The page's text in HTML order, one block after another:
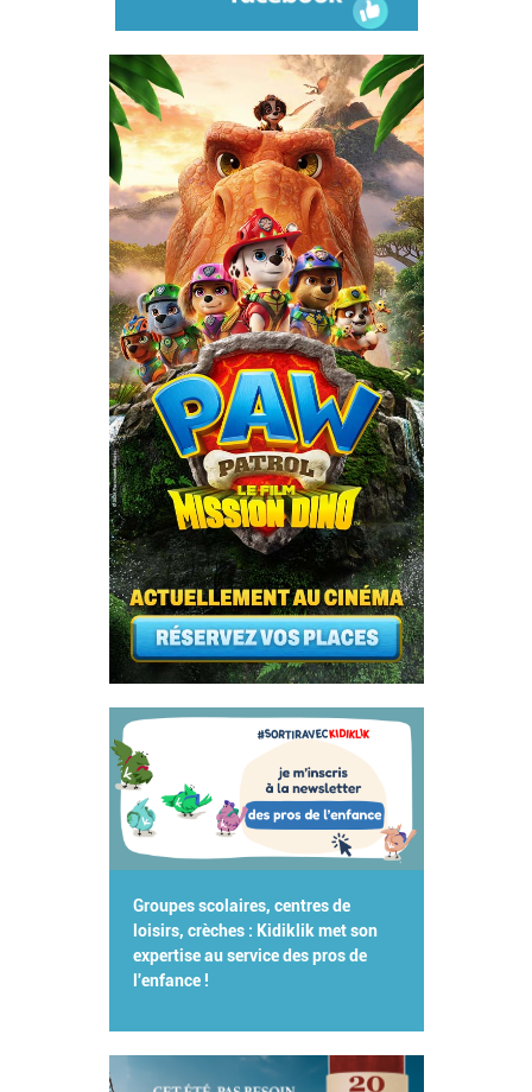
Groupes scolaires, centres de
loisirs, crèches : Kidiklik met son
expertise au service des pros de
l'enfance !